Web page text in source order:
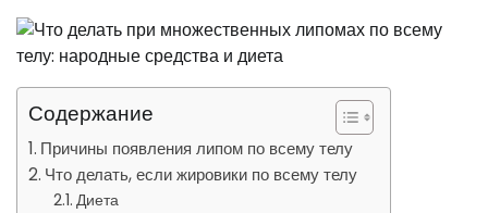
Содержание
Причины появления липом по всему телу
Что делать, если жировики по всему телу
Диета